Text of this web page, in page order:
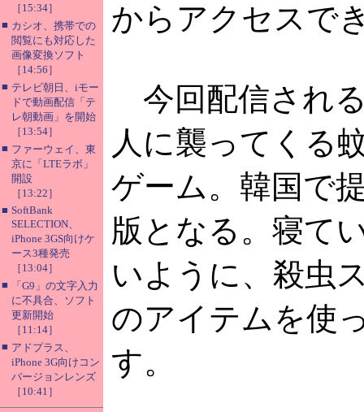
［15:34］
■ カシオ、携帯での
閲覧にも対応した
画像変換ソフト
［14:56］
■ テレビ朝日、iモー
ドで動画配信「テ
レ朝動画」を開始
［13:54］
■ ファーウェイ、東
京に「LTEラボ」
開設
［13:22］
■ SoftBank
SELECTION、
iPhone 3GS向けケ
ース3種発売
［13:04］
■
「G9」の文字入力
に不具合、ソフト
更新開始
［11:14］
■ アドプラス、
iPhone 3G向けコン
バージョンレンズ
［10:41］
からアクセスで
今回配信され
人に襲ってくる
ゲーム。韓国で
版となる。寝て
いように、殺虫
のアイテムを使
す。